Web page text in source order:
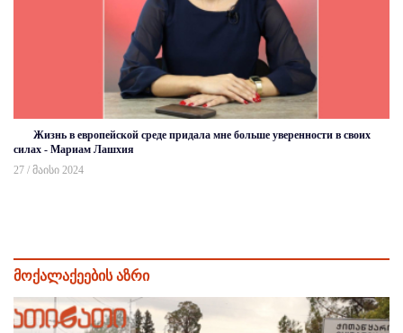
Жизнь в европейской среде придала мне больше уверенности в своих
силах - Мариам Лашхия
27 / მაისი 2024
მოქალაქეების აზრი